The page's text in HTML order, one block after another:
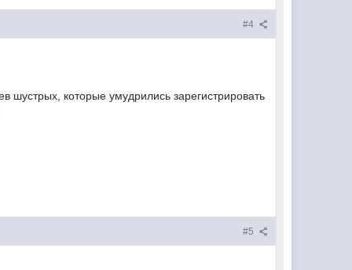
#4
шустрых, которые умудрились зарегистрировать
#5